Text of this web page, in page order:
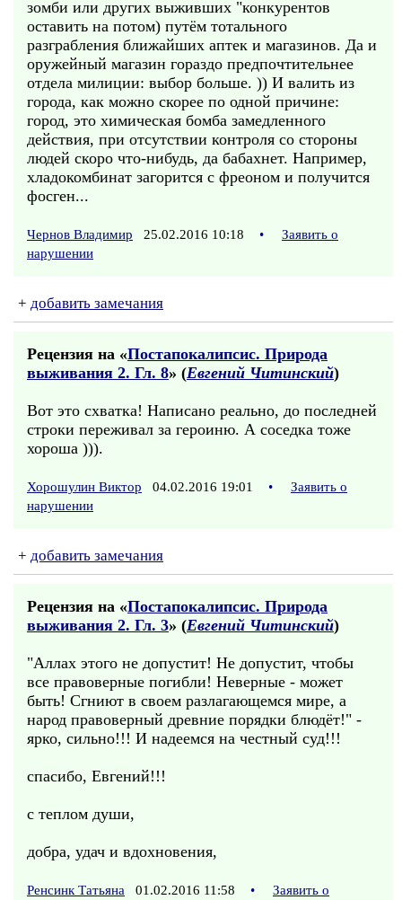
зомби или других выживших "конкурентов
оставить на потом) путём тотального
разграбления ближайших аптек и магазинов. Да и
оружейный магазин гораздо предпочтительнее
отдела милиции: выбор больше. )) И валить из
города, как можно скорее по одной причине:
город, это химическая бомба замедленного
действия, при отсутствии контроля со стороны
людей скоро что-нибудь, да бабахнет. Например,
хладокомбинат загорится с фреоном и получится
фосген...
Чернов Владимир 25.02.2016 10:18 •
Заявить о
нарушении
+ добавить замечания
Рецензия на «Постапокалипсис. Природа
выживания 2. Гл. 8» (Евгений Читинский)
Вот это схватка! Написано реально, до последней
строки переживал за героиню. А соседка тоже
хороша ))).
Хорошулин Виктор 04.02.2016 19:01 •
Заявить о
нарушении
+ добавить замечания
Рецензия на «Постапокалипсис. Природа
выживания 2. Гл. 3» (Евгений Читинский)
"Аллах этого не допустит! Не допустит, чтобы
все правоверные погибли! Неверные - может
быть! Сгниют в своем разлагающемся мире, а
народ правоверный древние порядки блюдёт!" -
ярко, сильно!!! И надеемся на честный суд!!!
спасибо, Евгений!!!
с теплом души,
добра, удач и вдохновения,
Ренсинк Татьяна 01.02.2016 11:58 •
Заявить о